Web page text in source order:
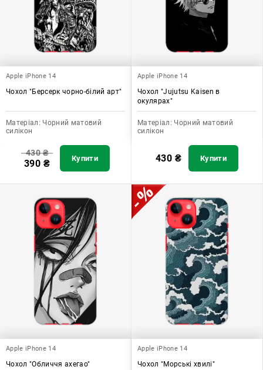
Apple iPhone 14
Чохол "Берсерк чорно-білий арт"
Матеріал: Чорний матовий
силікон
430₴
390 ₴ Купити
Apple iPhone 14
Чохол "Jujutsu Kaisen в
окулярах"
Матеріал: Чорний матовий
силікон
430 ₴ Купити
Apple iPhone 14
Чохол "Обличчя ахегао"
Apple iPhone 14
Чохол "Морські хвилі"